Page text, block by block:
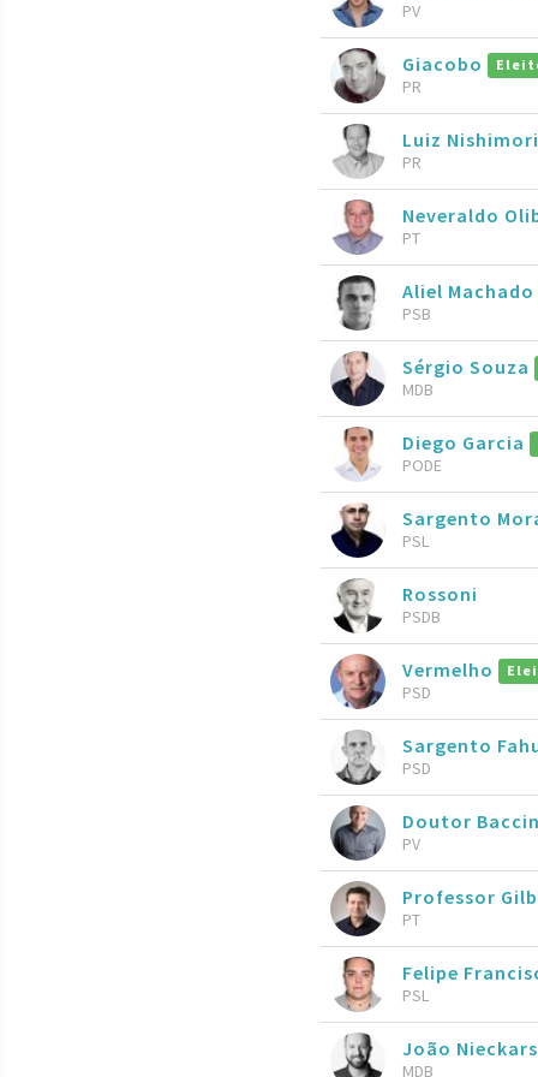
PV
Giacobo
PR
Luiz Nishimori
PR
Neveraldo
PT
Aliel Machado
PSB
Sérgio Souza
MDB
Diego Garcia
PODE
Sargento
PSL
Rossoni
PSDB
Vermelho
PSD
Sargento
PSD
Doutor Baccin
PV
Professor
PT
Felipe
PSL
João Nieckars
MDB